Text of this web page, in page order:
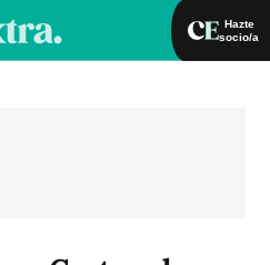
Hazte
socio/a